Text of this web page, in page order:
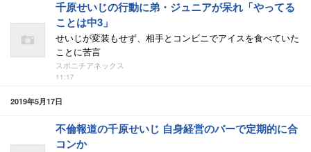
千原せいじの行動に弟・ジュニアが呆れ「やってる
ことは中3」
せいじが変装もせず、相手とコンビニでアイスを食べていた
ことに苦言
スポニチアネックス
11:17
2019年5月17日
不倫報道の千原せいじ 自身経営のバーで定期的に合
コンか